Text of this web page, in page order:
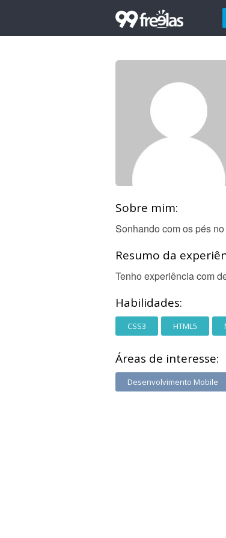
Sobre mim:
Sonhando com os pés
Resumo da
Tenho experiência com
Habilidades:
CSS3 HTML5
Áreas de interesse:
Desenvolvimento Mobile